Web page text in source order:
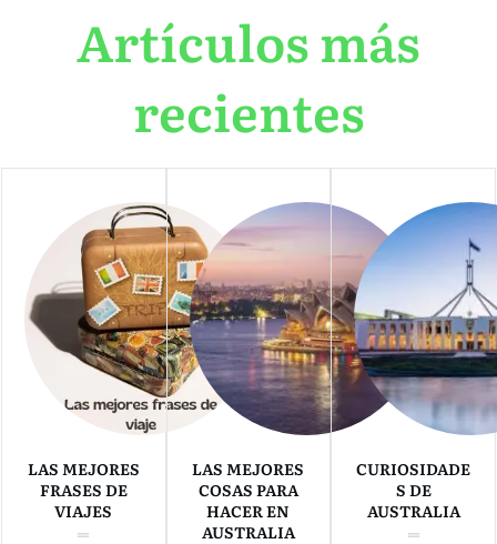
Artículos más
recientes
LAS MEJORES
FRASES DE
VIAJES
LAS MEJORES
COSAS PARA
HACER EN
AUSTRALIA
CURIOSIDADE
S DE
AUSTRALIA